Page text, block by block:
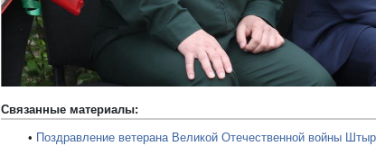
Связанные материалы:
• Поздравление ветерана Великой Отечественной войны